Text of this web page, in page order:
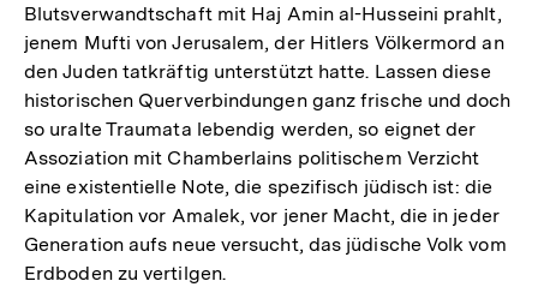
Blutsverwandtschaft mit Haj Amin al-Husseini prahlt,
jenem Mufti von Jerusalem, der Hitlers Völkermord an
den Juden tatkräftig unterstützt hatte. Lassen diese
historischen Querverbindungen ganz frische und doch
so uralte Traumata lebendig werden, so eignet der
Assoziation mit Chamberlains politischem Verzicht
eine existentielle Note, die spezifisch jüdisch ist: die
Kapitulation vor Amalek, vor jener Macht, die in jeder
Generation aufs neue versucht, das jüdische Volk vom
Erdboden zu vertilgen.